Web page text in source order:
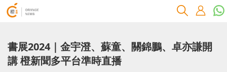
書展2024｜金宇澄、蘇童、關錦鵬、卓亦謙開
講 橙新聞多平台準時直播